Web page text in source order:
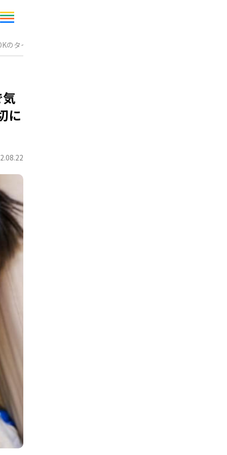
のタイミングと大切にしたい園とのコミュニケーション
に